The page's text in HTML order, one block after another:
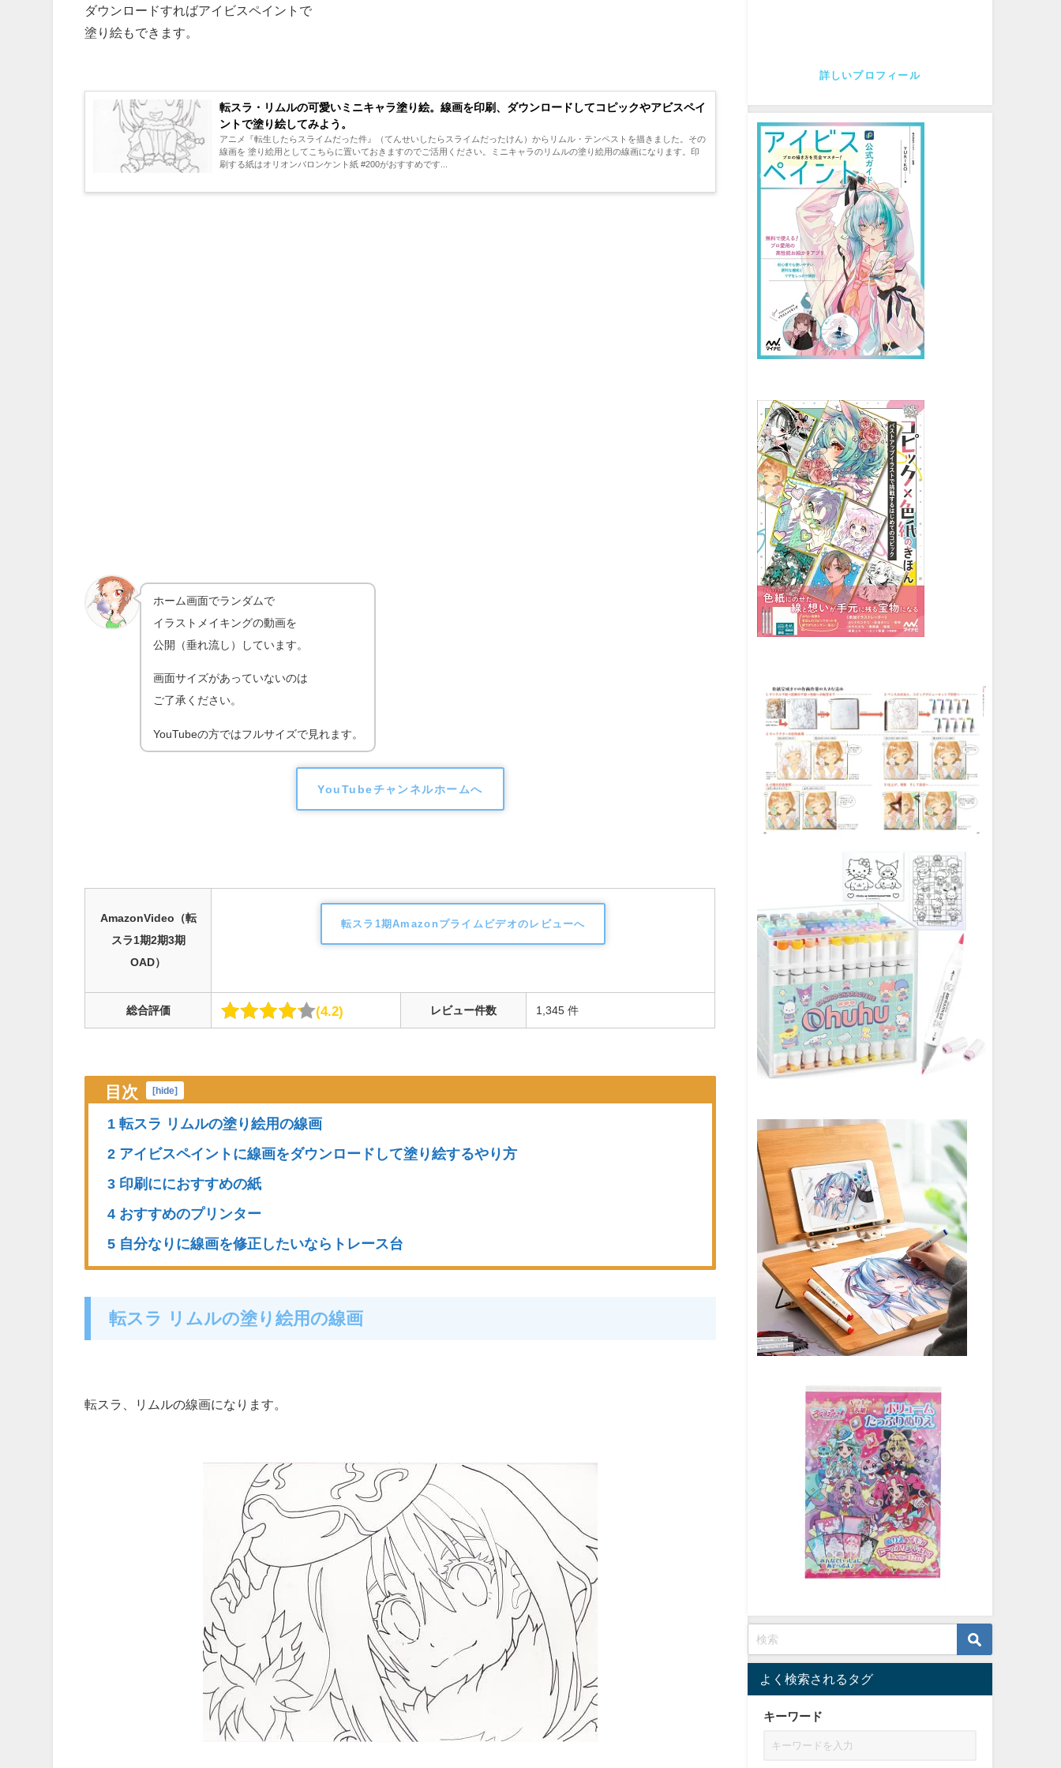
ダウンロードすればアイビスペイントで
塗り絵もできます。
転スラ・リムルの可愛いミニキャラ塗り絵。線画を印刷、ダウンロードしてコピックやアビスペイ
ントで塗り絵してみよう。
アニメ『転生したらスライムだった件』（てんせいしたらスライムだったけん）からリムル・テンペストを描きました。その
線画を 塗り絵用としてこちらに置いておきますのでご活用ください。ミニキャラのリムルの塗り絵用の線画になります。印
刷する紙はオリオンバロンケント紙 #200がおすすめです...
ホーム画面でランダムで
イラストメイキングの動画を
公開（垂れ流し）しています。
画面サイズがあっていないのは
ご了承ください。
YouTubeの方ではフルサイズで見れます。
YouTubeチャンネルホームへ
AmazonVideo（転
スラ1期2期3期
OAD）
転スラ1期Amazonプライムビデオのレビューへ
総合評価 4.2 レビュー件数 1,345 件
目次 [hide]
1 転スラ リムルの塗り絵用の線画
2 アイビスペイントに線画をダウンロードして塗り絵するやり方
3 印刷ににおすすめの紙
4 おすすめのプリンター
5 自分なりに線画を修正したいならトレース台
転スラ リムルの塗り絵用の線画
転スラ、リムルの線画になります。
詳しいプロフィール
よく検索されるタグ
キーワード